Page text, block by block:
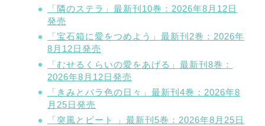
「隣のステラ」最新刊10巻：2026年8月12日
発売
「宝石箱に愛をつめよう」最新刊2巻：2026年
8月12日発売
「むせるくらいの愛をあげる」最新刊8巻：
2026年8月12日発売
「きみとバラ色の日々」最新刊4巻：2026年8
月25日発売
「突風とビート 」最新刊5巻：2026年8月25日